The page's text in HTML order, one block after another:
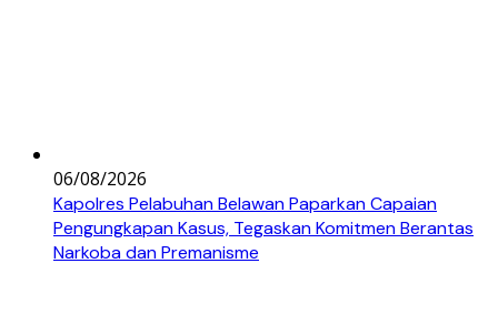
06/08/2026
Kapolres Pelabuhan Belawan Paparkan Capaian
Pengungkapan Kasus, Tegaskan Komitmen Berantas
Narkoba dan Premanisme